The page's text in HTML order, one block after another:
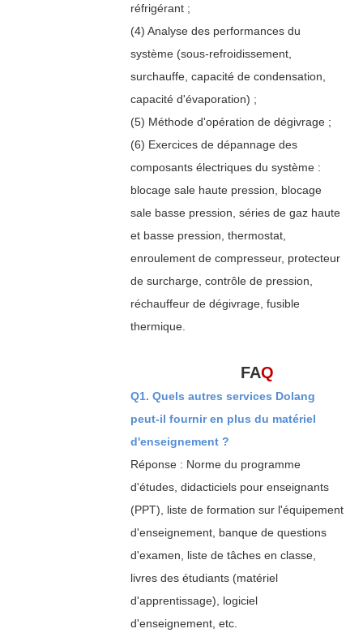
réfrigérant ;
(4) Analyse des performances du
système (sous-refroidissement,
surchauffe, capacité de condensation,
capacité d'évaporation) ;
(5) Méthode d'opération de dégivrage ;
(6) Exercices de dépannage des
composants électriques du système :
blocage sale haute pression, blocage
sale basse pression, séries de gaz haute
et basse pression, thermostat,
enroulement de compresseur, protecteur
de surcharge, contrôle de pression,
réchauffeur de dégivrage, fusible
thermique.
FAQ
Q1. Quels autres services Dolang
peut-il fournir en plus du matériel
d'enseignement ?
Réponse : Norme du programme
d'études, didacticiels pour enseignants
(PPT), liste de formation sur l'équipement
d'enseignement, banque de questions
d'examen, liste de tâches en classe,
livres des étudiants (matériel
d'apprentissage), logiciel
d'enseignement, etc.